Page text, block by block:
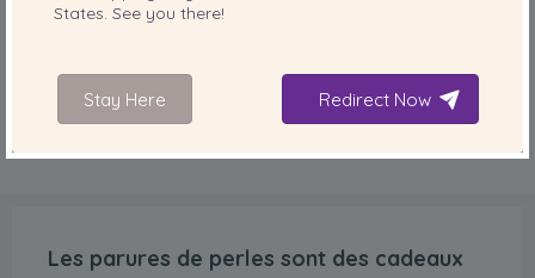
Conseils d'achat de Ensemble
de perles
Les parures de perles sont des cadeaux
States. See you there!
Stay Here Redirect Now